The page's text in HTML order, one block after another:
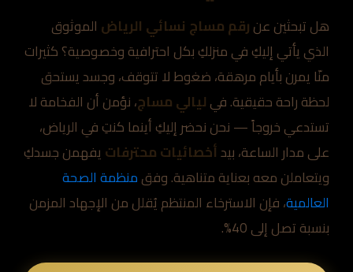
هل تبحثين عنرقم مساج نسائي الرياض الموثوق
الذي يأتي إليكِ في منزلكِ بكل احترافية وخصوصية؟ كثيرات
منّا يمرن بأيام مرهقة، ضغوط لا تتوقف، وجسد يستحق
لحظة راحة حقيقية. فيليالي مساج، نؤمن أن الفخامة لا
تستدعي خروجاً — نحن نحضر إليكِ أينما كنتِ في الرياض،
على مدار الساعة، بيدأخصائيات محترفاتيفهمن جسدكِ
ويتعاملن معه بعناية متناهية. وفقمنظمة الصحة
العالمية، فإن الاسترخاء المنتظم يُقلل من الإجهاد المزمن
بنسبة تصل إلى 40%.